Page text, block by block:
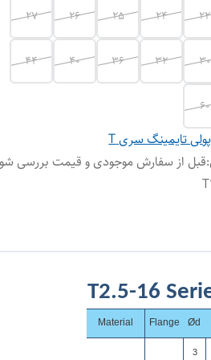
22
24
25
26
27
30
32
36
40
44
60
پولی تایمینگ سری T
:قبل از سفارش موجودی و قیمت بررسی
T2.5-16
Ød
Flange
Material
3